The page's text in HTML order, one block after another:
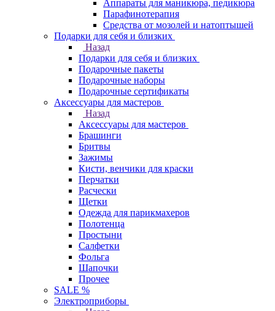
Аппараты для маникюра, педикюра
Парафинотерапия
Средства от мозолей и натоптышей
Подарки для себя и близких
Назад
Подарки для себя и близких
Подарочные пакеты
Подарочные наборы
Подарочные сертификаты
Аксессуары для мастеров
Назад
Аксессуары для мастеров
Брашинги
Бритвы
Зажимы
Кисти, венчики для краски
Перчатки
Расчески
Щетки
Одежда для парикмахеров
Полотенца
Простыни
Салфетки
Фольга
Шапочки
Прочее
SALE %
Электроприборы